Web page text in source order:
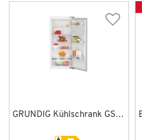
GRUNDIG Kühlschrank GSMI10341FN